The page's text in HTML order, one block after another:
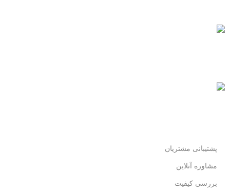
پشتیبانی مشتریان
مشاوره آنلاین
بررسی کیفیت